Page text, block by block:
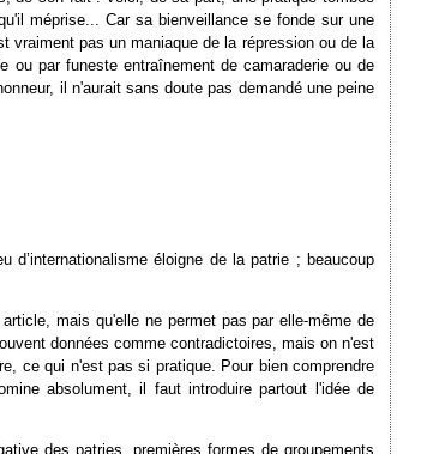
méprise... Car sa bienveillance se fonde sur une
vraiment pas un maniaque de la répression ou de la
par funeste entraînement de camaraderie ou de
il n'aurait sans doute pas demandé une peine
d’internationalisme éloigne de la patrie ; beaucoup
mais qu'elle ne permet pas par elle-même de
données comme contradictoires, mais on n'est
ce qui n'est pas si pratique. Pour bien comprendre
absolument, il faut introduire partout l'idée de
des patries, premières formes de groupements